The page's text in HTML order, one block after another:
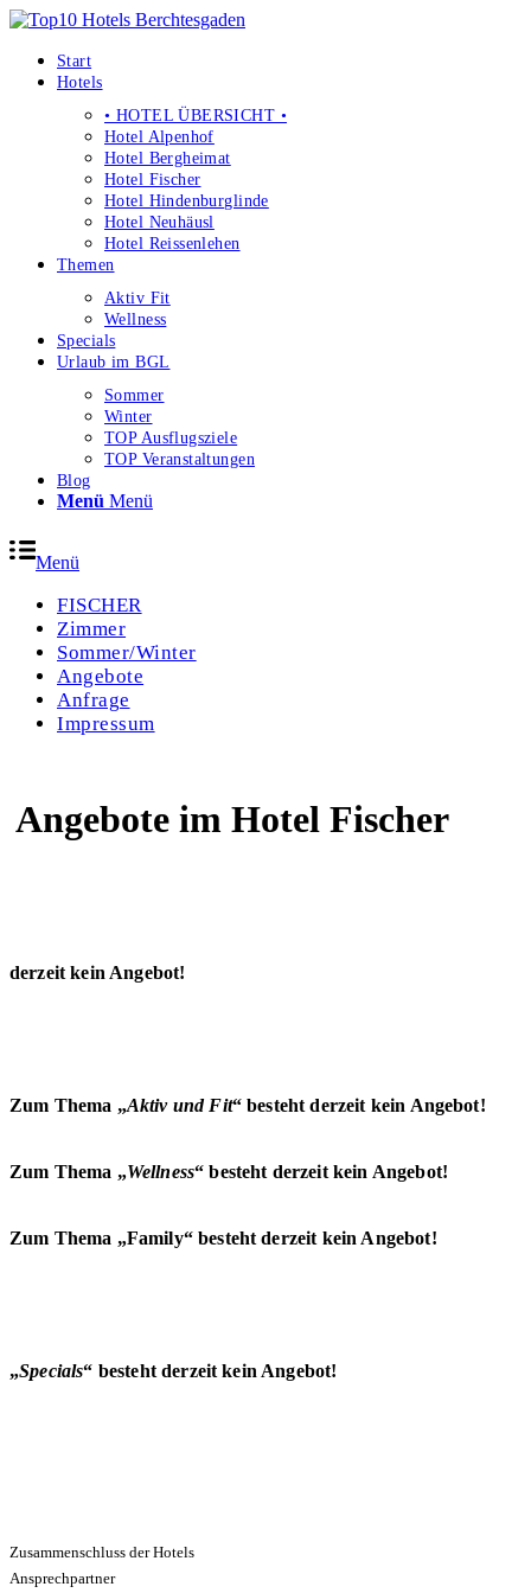
Start
Hotels
• HOTEL ÜBERSICHT •
Hotel Alpenhof
Hotel Bergheimat
Hotel Fischer
Hotel Hindenburglinde
Hotel Neuhäusl
Hotel Reissenlehen
Themen
Aktiv Fit
Wellness
Specials
Urlaub im BGL
Sommer
Winter
TOP Ausflugsziele
TOP Veranstaltungen
Blog
Menü Menü
Menü
FISCHER
Zimmer
Sommer/Winter
Angebote
Anfrage
Impressum
Angebote im Hotel Fischer
derzeit kein Angebot!
Zum Thema „Aktiv und Fit“ besteht derzeit kein Angebot!
Zum Thema „Wellness“ besteht derzeit kein Angebot!
Zum Thema „Family“ besteht derzeit kein Angebot!
„Specials“ besteht derzeit kein Angebot!
Zusammenschluss der Hotels
Ansprechpartner